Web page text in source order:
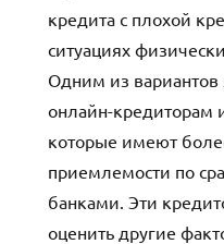
кредита с плохой
ситуациях
Одним из
онлайн-кредиторам
которые имеют
приемлемости по
банками. Эти
оценить другие